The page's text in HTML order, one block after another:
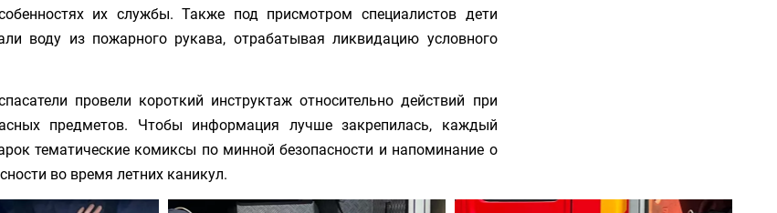
их службы. Также под присмотром специалистов дети
воду из пожарного рукава, отрабатывая ликвидацию условного
провели короткий инструктаж относительно действий при
предметов. Чтобы информация лучше закрепилась, каждый
тематические комиксы по минной безопасности и напоминание о
во время летних каникул.